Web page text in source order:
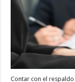
Contar con el